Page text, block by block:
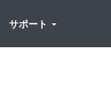
サポート